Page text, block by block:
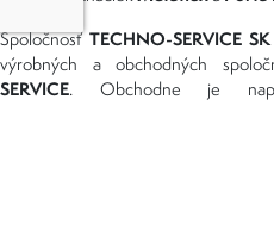
Spoločnosť TECHNO-SERVICE
výrobných a obchodných
SERVICE. Obchodne je